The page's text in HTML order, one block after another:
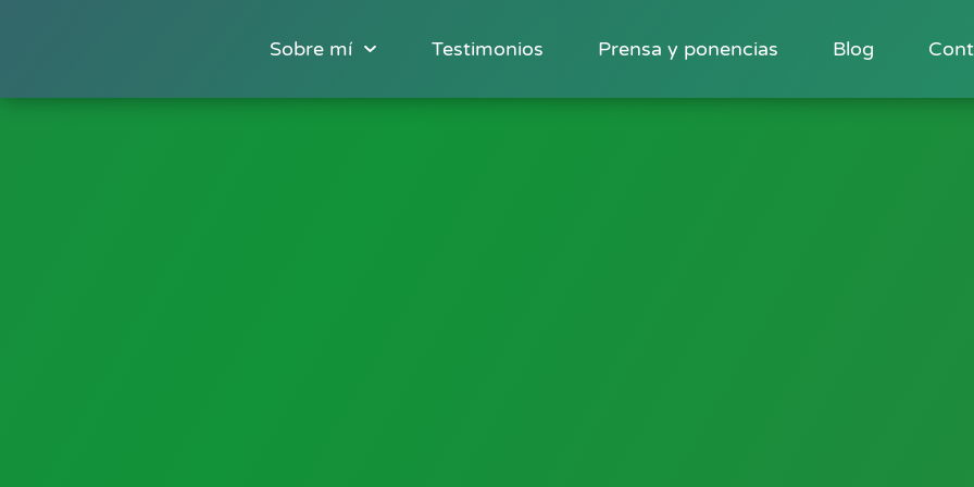
Sobre mí Testimonios Prensa y ponencias Blog